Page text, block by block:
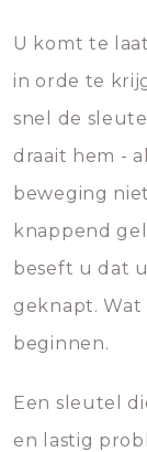
U komt te
in orde te
snel de
draait hem -
beweging
knappend
beseft u dat
geknapt.
beginnen.
Een sleutel
en lastig